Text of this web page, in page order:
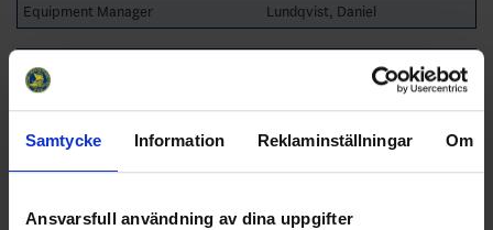
Samtycke Information Reklaminställningar Om
Ansvarsfull användning av dina uppgifter
Equipment Manager
Lundqvist, Daniel
Kils AIK
[Top]
No
Name Birthdate Position L/R
Nationality /
Club